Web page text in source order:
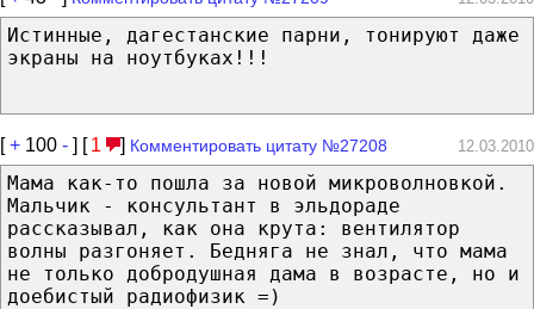
Истинные, дагестанские парни, тонируют даже
экраны на ноутбуках!!!
[+ 100 - ] [ 1 ] Комментировать цитату №27208 12.03.2010
Мама как-то пошла за новой микроволновкой.
Мальчик - консультант в эльдораде
рассказывал, как она крута: вентилятор
волны разгоняет. Бедняга не знал, что мама
не только добродушная дама в возрасте, но и
доебистый радиофизик =)